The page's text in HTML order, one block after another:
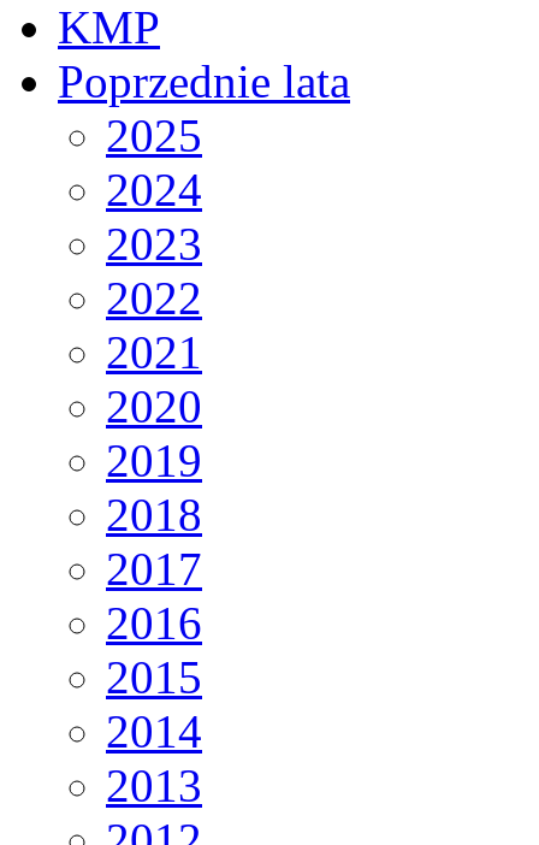
KMP
Poprzednie lata
2025
2024
2023
2022
2021
2020
2019
2018
2017
2016
2015
2014
2013